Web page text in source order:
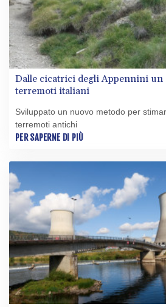
Dalle cicatrici degli Appennini
terremoti italiani
Sviluppato un nuovo metodo per
terremoti antichi
PER SAPERNE DI PIÙ